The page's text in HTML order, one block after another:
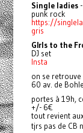
Single ladies-
punk rock
https://
gris
GIrls to the
DJ set
Insta
on se retrouve
60 av. de
portes à 19h,
+/- 6€
tout revient
tjrs pas de CB